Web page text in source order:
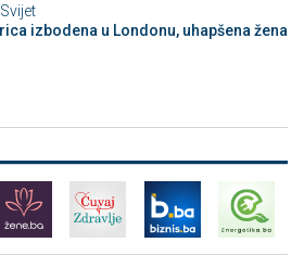
Svijet
izbodena u Londonu, uhapšena žena